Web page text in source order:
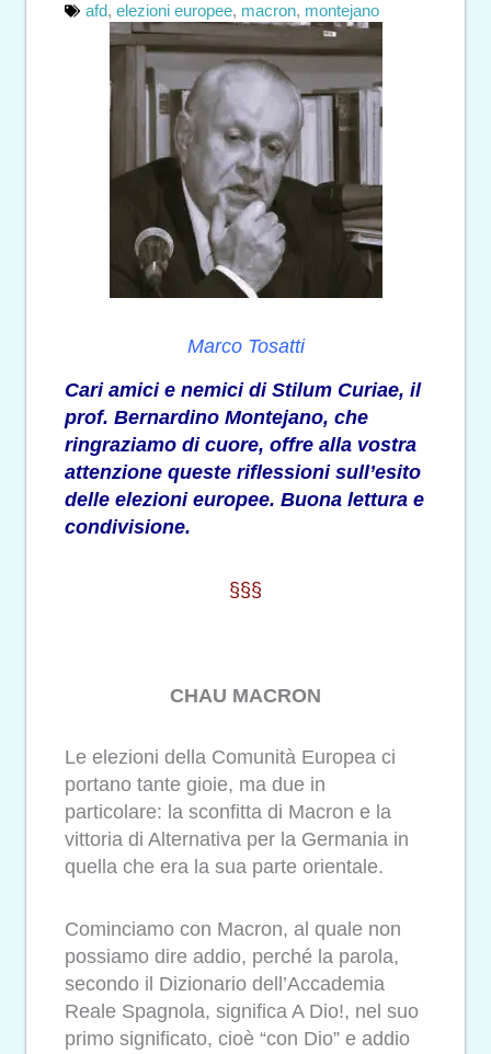
afd, elezioni europee, macron, montejano
Marco Tosatti
Cari amici e nemici di Stilum Curiae, il
prof. Bernardino Montejano, che
ringraziamo di cuore, offre alla vostra
attenzione queste riflessioni sull’esito
delle elezioni europee. Buona lettura e
condivisione.
§§§
CHAU MACRON
Le elezioni della Comunità Europea ci
portano tante gioie, ma due in
particolare: la sconfitta di Macron e la
vittoria di Alternativa per la Germania in
quella che era la sua parte orientale.
Cominciamo con Macron, al quale non
possiamo dire addio, perché la parola,
secondo il Dizionario dell’Accademia
Reale Spagnola, significa A Dio!, nel suo
primo significato, cioè “con Dio” e addio